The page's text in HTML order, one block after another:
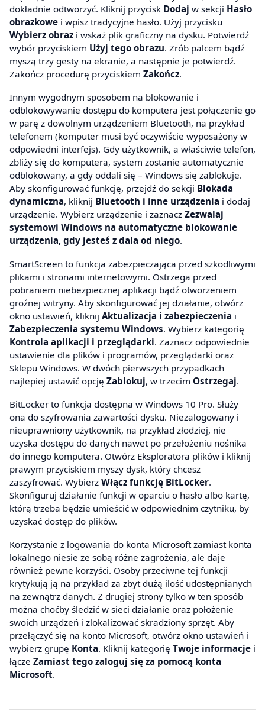
dokładnie odtworzyć. Kliknij przycisk Dodaj w sekcji Hasło
obrazkowe i wpisz tradycyjne hasło. Użyj przycisku
Wybierz obraz i wskaż plik graficzny na dysku. Potwierdź
wybór przyciskiem Użyj tego obrazu. Zrób palcem bądź
myszą trzy gesty na ekranie, a następnie je potwierdź.
Zakończ procedurę przyciskiem Zakończ.
Innym wygodnym sposobem na blokowanie i
odblokowywanie dostępu do komputera jest połączenie go
w parę z dowolnym urządzeniem Bluetooth, na przykład
telefonem (komputer musi być oczywiście wyposażony w
odpowiedni interfejs). Gdy użytkownik, a właściwie telefon,
zbliży się do komputera, system zostanie automatycznie
odblokowany, a gdy oddali się – Windows się zablokuje.
Aby skonfigurować funkcję, przejdź do sekcji Blokada
dynamiczna, kliknij Bluetooth i inne urządzenia i dodaj
urządzenie. Wybierz urządzenie i zaznacz Zezwalaj
systemowi Windows na automatyczne blokowanie
urządzenia, gdy jesteś z dala od niego.
SmartScreen to funkcja zabezpieczająca przed szkodliwymi
plikami i stronami internetowymi. Ostrzega przed
pobraniem niebezpiecznej aplikacji bądź otworzeniem
groźnej witryny. Aby skonfigurować jej działanie, otwórz
okno ustawień, kliknij Aktualizacja i zabezpieczenia i
Zabezpieczenia systemu Windows. Wybierz kategorię
Kontrola aplikacji i przeglądarki. Zaznacz odpowiednie
ustawienie dla plików i programów, przeglądarki oraz
Sklepu Windows. W dwóch pierwszych przypadkach
najlepiej ustawić opcję Zablokuj, w trzecim Ostrzegaj.
BitLocker to funkcja dostępna w Windows 10 Pro. Służy
ona do szyfrowania zawartości dysku. Niezalogowany i
nieuprawniony użytkownik, na przykład złodziej, nie
uzyska dostępu do danych nawet po przełożeniu nośnika
do innego komputera. Otwórz Eksploratora plików i kliknij
prawym przyciskiem myszy dysk, który chcesz
zaszyfrować. Wybierz Włącz funkcję BitLocker.
Skonfiguruj działanie funkcji w oparciu o hasło albo kartę,
którą trzeba będzie umieścić w odpowiednim czytniku, by
uzyskać dostęp do plików.
Korzystanie z logowania do konta Microsoft zamiast konta
lokalnego niesie ze sobą różne zagrożenia, ale daje
również pewne korzyści. Osoby przeciwne tej funkcji
krytykują ją na przykład za zbyt dużą ilość udostępnianych
na zewnątrz danych. Z drugiej strony tylko w ten sposób
można choćby śledzić w sieci działanie oraz położenie
swoich urządzeń i zlokalizować skradziony sprzęt. Aby
przełączyć się na konto Microsoft, otwórz okno ustawień i
wybierz grupę Konta. Kliknij kategorię Twoje informacje i
łącze Zamiast tego zaloguj się za pomocą konta
Microsoft.